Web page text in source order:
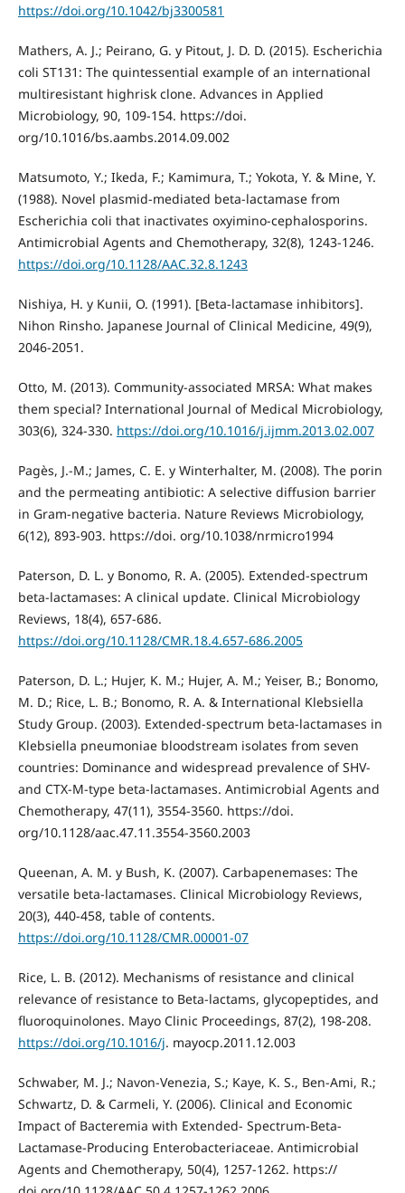
https://doi.org/10.1042/bj3300581
Mathers, A. J.; Peirano, G. y Pitout, J. D. D. (2015). Escherichia
coli ST131: The quintessential example of an international
multiresistant highrisk clone. Advances in Applied
Microbiology, 90, 109-154. https://doi.
org/10.1016/bs.aambs.2014.09.002
Matsumoto, Y.; Ikeda, F.; Kamimura, T.; Yokota, Y. & Mine, Y.
(1988). Novel plasmid-mediated beta-lactamase from
Escherichia coli that inactivates oxyimino-cephalosporins.
Antimicrobial Agents and Chemotherapy, 32(8), 1243-1246.
https://doi.org/10.1128/AAC.32.8.1243
Nishiya, H. y Kunii, O. (1991). [Beta-lactamase inhibitors].
Nihon Rinsho. Japanese Journal of Clinical Medicine, 49(9),
2046-2051.
Otto, M. (2013). Community-associated MRSA: What makes
them special? International Journal of Medical Microbiology,
303(6), 324-330. https://doi.org/10.1016/j.ijmm.2013.02.007
Pagès, J.-M.; James, C. E. y Winterhalter, M. (2008). The porin
and the permeating antibiotic: A selective diffusion barrier
in Gram-negative bacteria. Nature Reviews Microbiology,
6(12), 893-903. https://doi. org/10.1038/nrmicro1994
Paterson, D. L. y Bonomo, R. A. (2005). Extended-spectrum
beta-lactamases: A clinical update. Clinical Microbiology
Reviews, 18(4), 657-686.
https://doi.org/10.1128/CMR.18.4.657-686.2005
Paterson, D. L.; Hujer, K. M.; Hujer, A. M.; Yeiser, B.; Bonomo,
M. D.; Rice, L. B.; Bonomo, R. A. & International Klebsiella
Study Group. (2003). Extended-spectrum beta-lactamases in
Klebsiella pneumoniae bloodstream isolates from seven
countries: Dominance and widespread prevalence of SHV-
and CTX-M-type beta-lactamases. Antimicrobial Agents and
Chemotherapy, 47(11), 3554-3560. https://doi.
org/10.1128/aac.47.11.3554-3560.2003
Queenan, A. M. y Bush, K. (2007). Carbapenemases: The
versatile beta-lactamases. Clinical Microbiology Reviews,
20(3), 440-458, table of contents.
https://doi.org/10.1128/CMR.00001-07
Rice, L. B. (2012). Mechanisms of resistance and clinical
relevance of resistance to Beta-lactams, glycopeptides, and
fluoroquinolones. Mayo Clinic Proceedings, 87(2), 198-208.
https://doi.org/10.1016/j. mayocp.2011.12.003
Schwaber, M. J.; Navon-Venezia, S.; Kaye, K. S., Ben-Ami, R.;
Schwartz, D. & Carmeli, Y. (2006). Clinical and Economic
Impact of Bacteremia with Extended- Spectrum-Beta-
Lactamase-Producing Enterobacteriaceae. Antimicrobial
Agents and Chemotherapy, 50(4), 1257-1262. https://